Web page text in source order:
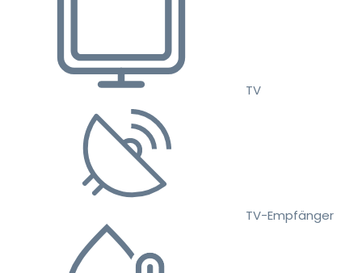
TV
TV-Empfänger